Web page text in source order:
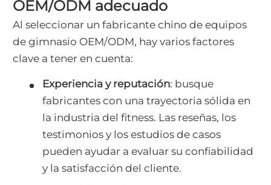
OEM/ODM adecuado
Al seleccionar un fabricante chino de equipos
de gimnasio OEM/ODM, hay varios factores
clave a tener en cuenta:
Experiencia y reputación: busque
fabricantes con una trayectoria sólida en
la industria del fitness. Las reseñas, los
testimonios y los estudios de casos
pueden ayudar a evaluar su confiabilidad
y la satisfacción del cliente.